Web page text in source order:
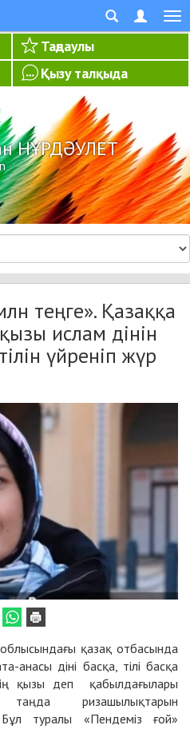
Таңдаулы
Қызу талқыда
НҰРДӘУЛЕТ
теңге». Қазаққа
ислам дінін
үйреніп жүр
қазақ отбасында
анасы діні басқа, тілі басқа
қызы деп қабылдағылары
таңда ризашылықтарын
Бұл туралы «Пендеміз ғой»